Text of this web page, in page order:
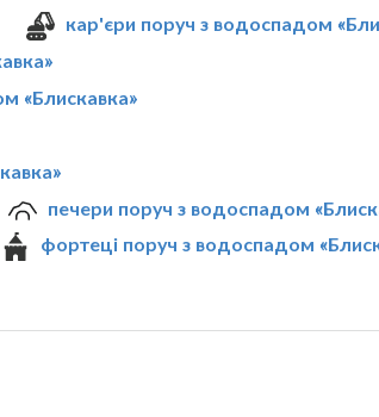
кар'єри поруч з водоспадом
«Блискавка»
печери поруч з водоспадом
фортеці поруч з водоспадом